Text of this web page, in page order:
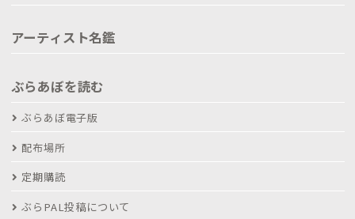
アーティスト名鑑
ぶらあぼを読む
ぶらあぼ電子版
配布場所
定期購読
ぶらPAL投稿について